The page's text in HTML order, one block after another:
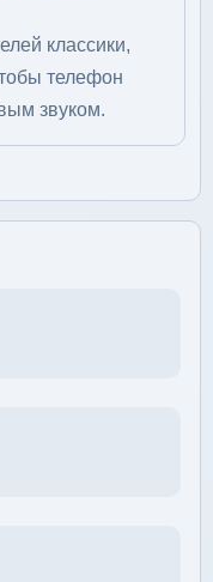
классики,
телефон
звуком.